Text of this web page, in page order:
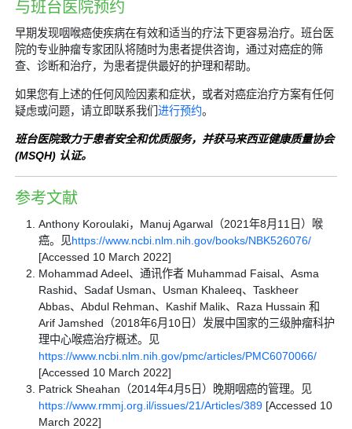
与班台医院预约
早期发现咽喉癌使疾病在有效和适当的疗法下更容易治疗。班台医
院的专业肿瘤专家团队将随时为患者提供咨询，通过对癌症的筛
查、诊断和治疗，为患者提供最好的护理和帮助。
如果您有上述的任何风险因素和症状，或者对癌症治疗方案有任何
疑虑或问题，请立即联系我们 进行预约。
班台医院致力于患者安全和优质服务，并获马来西亚健康质量协会
(MSQH) 认证。
参考文献
Anthony Koroulaki，Manuj Agarwal（2021年8月11日）喉
癌。见https://www.ncbi.nlm.nih.gov/books/NBK526076/
[Accessed 10 March 2022]
Mohammad Adeel、通讯作者 Muhammad Faisal、Asma
Rashid、Sadaf Usman、Usman Khaleeq、Taskheer
Abbas、Abdul Rehman、Kashif Malik、Raza Hussain 和
Arif Jamshed（2018年6月10日）发展中国家的三级肿瘤科护
理中心喉癌治疗概述。见
https://www.ncbi.nlm.nih.gov/pmc/articles/PMC6070066/
[Accessed 10 March 2022]
Patrick Sheahan（2014年4月5日）晚期咽癌的管理。见
https://www.rmmj.org.il/issues/21/Articles/389 [Accessed 10
March 2022]